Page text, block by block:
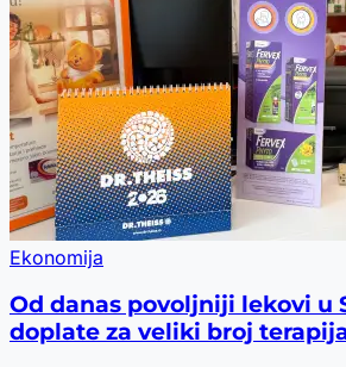
Ekonomija
Od danas povoljniji lekovi u
doplate za veliki broj